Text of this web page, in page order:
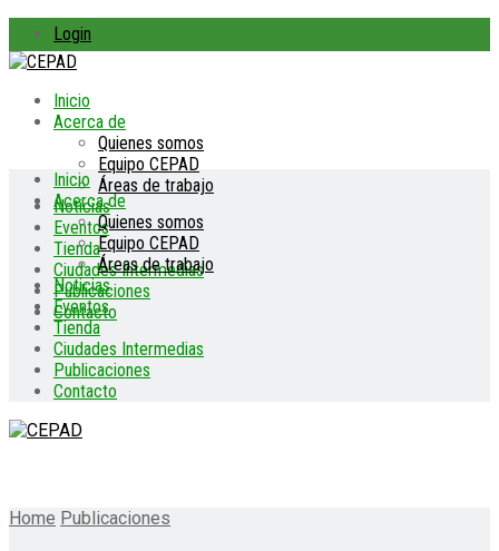
Login
Inicio
Acerca de
Quienes somos
Equipo CEPAD
Áreas de trabajo
Noticias
Eventos
Tienda
Ciudades Intermedias
Publicaciones
Contacto
Inicio
Acerca de
Quienes somos
Equipo CEPAD
Áreas de trabajo
Noticias
Eventos
Tienda
Ciudades Intermedias
Publicaciones
Contacto
Home Publicaciones